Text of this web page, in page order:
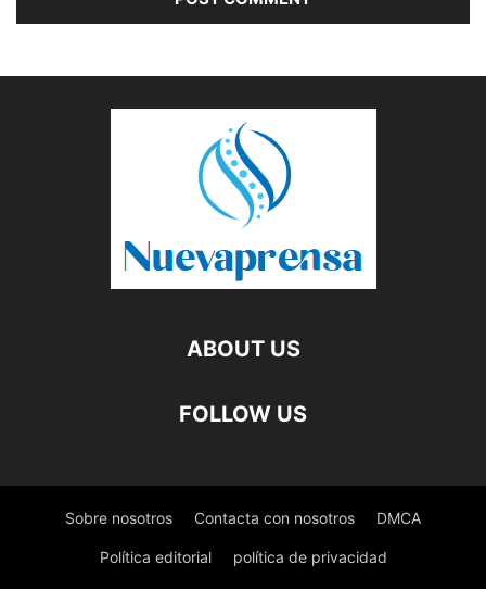
ABOUT US
FOLLOW US
Sobre nosotros Contacta con nosotros DMCA
Política editorial política de privacidad